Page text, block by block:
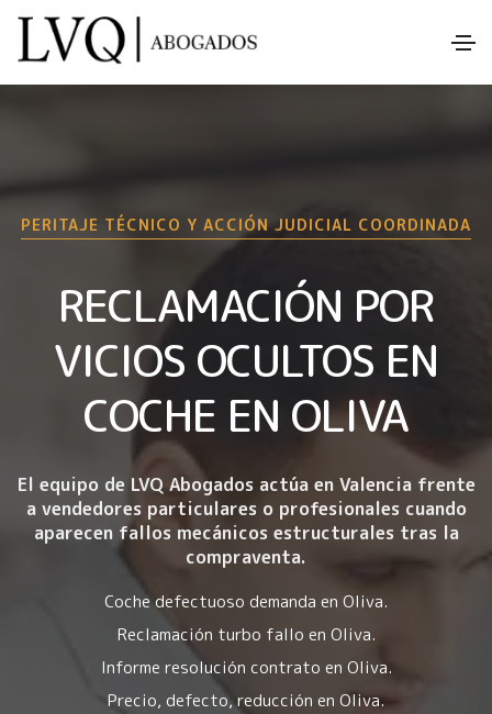
PERITAJE TÉCNICO Y ACCIÓN JUDICIAL COORDINADA
RECLAMACIÓN POR
VICIOS OCULTOS EN
COCHE EN OLIVA
El equipo de LVQ Abogados actúa en Valencia frente
a vendedores particulares o profesionales cuando
aparecen fallos mecánicos estructurales tras la
compraventa.
Coche defectuoso demanda en Oliva.
Reclamación turbo fallo en Oliva.
Informe resolución contrato en Oliva.
Precio, defecto, reducción en Oliva.